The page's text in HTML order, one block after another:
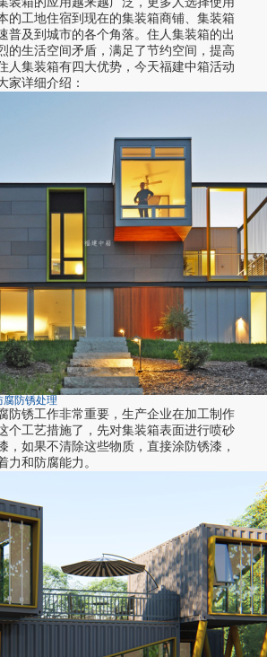
的工地住宿到现在的集装箱商铺、集装箱
普及到城市的各个角落。住人集装箱的出
的生活空间矛盾，满足了节约空间，提高
人集装箱有四大优势，今天福建中箱活动
家详细介绍：
腐防锈处理
防锈工作非常重要，生产企业在加工制作
个工艺措施了，先对集装箱表面进行喷砂
，如果不清除这些物质，直接涂防锈漆，
力和防腐能力。